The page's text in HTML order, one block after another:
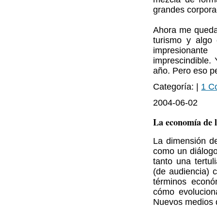
grandes
Ahora me
turismo y algo
año. Pero eso
Categoría: | 1
2004-06-02
La economía de
La dimensión
como un
tanto una
(de audiencia)
términos
cómo
Nuevos medios